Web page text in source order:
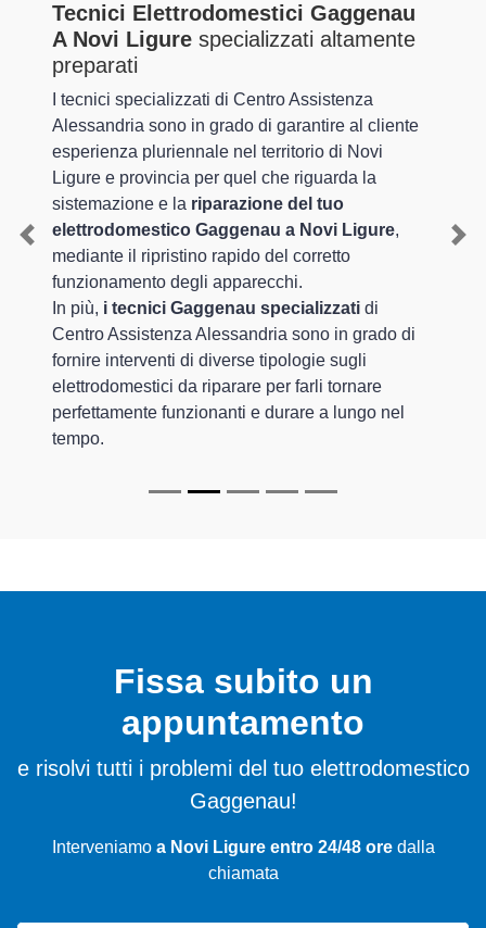
Tecnici Elettrodomestici Gaggenau
A Novi Ligure specializzati altamente
preparati
I tecnici specializzati di Centro Assistenza
Alessandria sono in grado di garantire al cliente
esperienza pluriennale nel territorio di Novi
Ligure e provincia per quel che riguarda la
sistemazione e la riparazione del tuo
elettrodomestico Gaggenau a Novi Ligure,
mediante il ripristino rapido del corretto
funzionamento degli apparecchi.
In più, i tecnici Gaggenau specializzati di
Centro Assistenza Alessandria sono in grado di
fornire interventi di diverse tipologie sugli
elettrodomestici da riparare per farli tornare
perfettamente funzionanti e durare a lungo nel
tempo.
Previous
Fissa subito un
appuntamento
e risolvi tutti i problemi del tuo elettrodomestico
Gaggenau!
Interveniamo a Novi Ligure entro 24/48 oredalla
chiamata